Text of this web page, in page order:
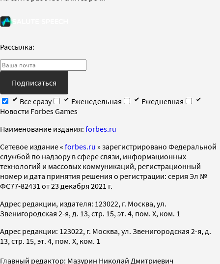
Рассылка:
Подписаться
Все сразу
Еженедельная
Ежедневная
Новости Forbes Games
Наименование издания: forbes.ru
Cетевое издание « forbes.ru » зарегистрировано Федеральной
службой по надзору в сфере связи, информационных
технологий и массовых коммуникаций, регистрационный
номер и дата принятия решения о регистрации: серия Эл №
ФС77-82431 от 23 декабря 2021 г.
Адрес редакции, издателя: 123022, г. Москва, ул.
Звенигородская 2-я, д. 13, стр. 15, эт. 4, пом. X, ком. 1
Адрес редакции: 123022, г. Москва, ул. Звенигородская 2-я, д.
13, стр. 15, эт. 4, пом. X, ком. 1
Главный редактор: Мазурин Николай Дмитриевич